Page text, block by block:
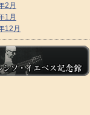
2月
1月
12月